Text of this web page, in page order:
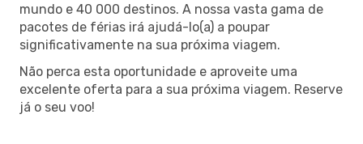
mundo e 40 000 destinos. A nossa vasta gama de
pacotes de férias irá ajudá-lo(a) a poupar
significativamente na sua próxima viagem.
Não perca esta oportunidade e aproveite uma
excelente oferta para a sua próxima viagem. Reserve
já o seu voo!